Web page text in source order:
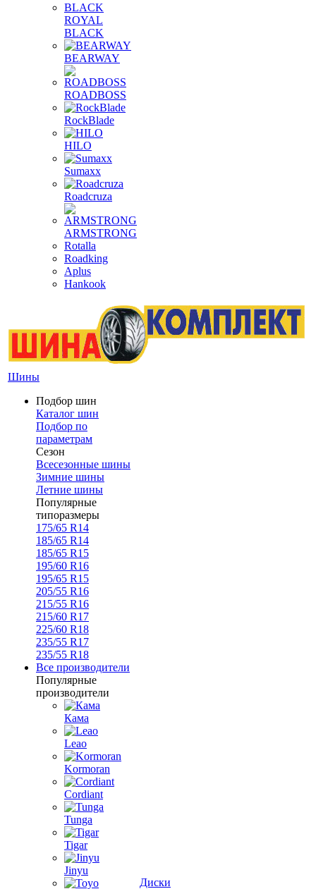
ROYAL
BLACK
BEARWAY
ROADBOSS
RockBlade
HILO
Sumaxx
Roadcruza
ARMSTRONG
Rotalla
Roadking
Aplus
Hankook
Шины
Подбор шин
Каталог шин
Подбор по
параметрам
Сезон
Всесезонные шины
Зимние шины
Летние шины
Популярные
типоразмеры
175/65 R14
185/65 R14
185/65 R15
195/60 R16
195/65 R15
205/55 R16
215/55 R16
215/60 R17
225/60 R18
235/55 R17
235/55 R18
Все производители
Популярные
производители
Кама
Leao
Kormoran
Cordiant
Tunga
Tigar
Jinyu
Диски